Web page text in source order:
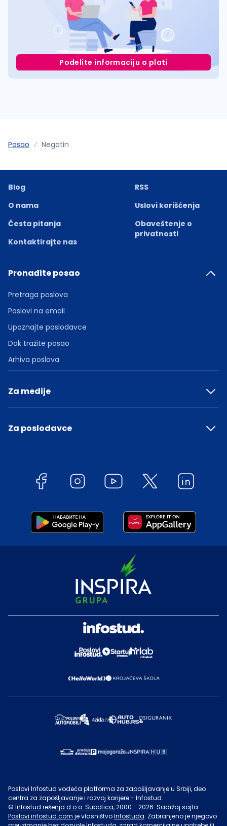
Podelite informaciju o plati
Posao Negotin
Blog
O nama
Česta pitanja
Kontaktirajte nas
RSS
Uslovi korišćenja
Obaveštenje o
privatnosti
Pronađite posao
Pretraga poslova
Poslovi na email
Upoznajte poslodavce
Dok tražite posao
Arhiva poslova
Za medije
Za poslodavce
Poslovi Infostud vodeća platforma za zapošljavanje u Srbiji, deo
centra za zapošljavanje i razvoj karijere - Infostud.
© Infostud rešenja d.o.o. Subotica, 2000 - 2026. Sadržaj sajta
Poslovi.infostud.com je vlasništvoInfostuda. Zabranjeno je njegovo